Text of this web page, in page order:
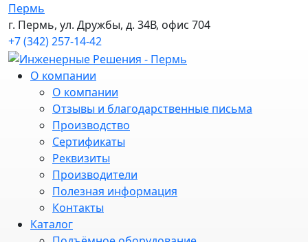
Пермь
г. Пермь, ул. Дружбы, д. 34В, офис 704
+7 (342) 257-14-42
О компании
О компании
Отзывы и благодарственные письма
Производство
Сертификаты
Реквизиты
Производители
Полезная информация
Контакты
Каталог